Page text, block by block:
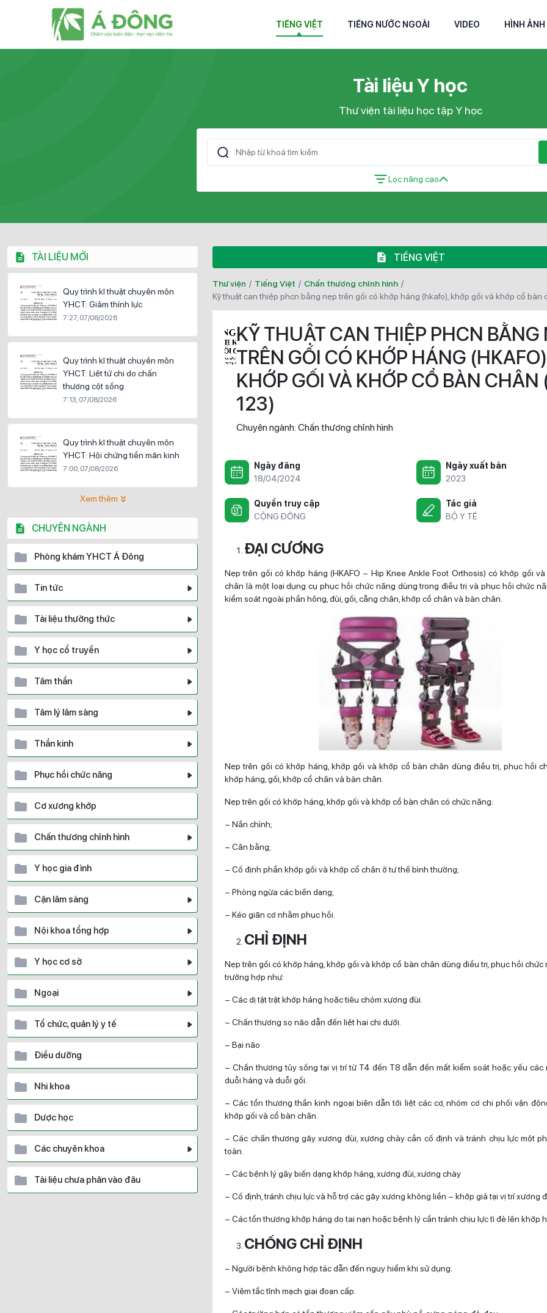
TIẾNG VIỆT TIẾNG NƯỚC NGOÀI VIDEO HÌNH ẢNH
Tài liệu Y học
Thư viện tài liệu học tập Y học
Lọc nâng cao
TÀI LIỆU MỚI
Quy trình kĩ thuật chuyên môn
YHCT: Giảm thính lực
7:27, 07/08/2026
Quy trình kĩ thuật chuyên môn
YHCT: Liệt tứ chi do chấn
thương cột sống
7:13, 07/08/2026
Quy trình kĩ thuật chuyên môn
YHCT: Hội chứng tiền mãn kinh
7:00, 07/08/2026
Xem thêm
CHUYÊN NGÀNH
Phòng khám YHCT Á Đông
Tin tức
Tài liệu thường thức
Y học cổ truyền
Tâm thần
Tâm lý lâm sàng
Thần kinh
Phục hồi chức năng
Cơ xương khớp
Chấn thương chỉnh hình
Y học gia đình
Cận lâm sàng
Nội khoa tổng hợp
Y học cơ sở
Ngoại
Tổ chức, quản lý y tế
Điều dưỡng
Nhi khoa
Dược học
Các chuyên khoa
Tài liệu chưa phân vào đâu
TIẾNG VIỆT
Thư viện / Tiếng Việt / Chấn thương chỉnh hình /
kỹ thuật can thiệp phcn bằng nẹp trên gối có khớp háng (hkafo), khớp gối và khớp cổ bàn
KỸ THUẬT CAN THIỆP PHCN BẰNG
TRÊN GỐI CÓ KHỚP HÁNG
KHỚP GỐI VÀ KHỚP CỔ BÀN CHÂN
123)
Chuyên ngành: Chấn thương chỉnh hình
Ngày đăng
18/04/2024
Ngày xuất bản
2023
Quyền truy cập
CỘNG ĐỒNG
Tác giả
BỘ Y TẾ
ĐẠI CƯƠNG
Nẹp trên gối có khớp háng (HKAFO – Hip Knee Ankle Foot Orthosis) có khớp gối
chân là một loại dụng cụ phục hồi chức năng dùng trong điều trị và phục hồi chức
kiểm soát ngoài phần hông, đùi, gối, cẳng chân, khớp cổ chân và bàn chân.
Nẹp trên gối có khớp háng, khớp gối và khớp cổ bàn chân dùng điều trị, phục hồi
khớp háng, gối, khớp cổ chân và bàn chân.
Nẹp trên gối có khớp háng, khớp gối và khớp cổ bàn chân có chức năng:
– Nắn chỉnh;
– Cân bằng;
– Cố định phần khớp gối và khớp cổ chân ở tư thế bình thường;
– Phòng ngừa các biến dạng;
– Kéo giãn cơ nhằm phục hồi.
CHỈ ĐỊNH
Nẹp trên gối có khớp háng, khớp gối và khớp cổ bàn chân dùng điều trị, phục hồi chức
trường hợp như:
– Các dị tật trật khớp háng hoặc tiêu chỏm xương đùi.
– Chấn thương sọ não dẫn đến liệt hai chi dưới.
– Bại não
– Chấn thương tủy sống tại vị trí từ T4 đến T8 dẫn đến mất kiểm soát hoặc yếu các
duỗi háng và duỗi gối.
– Các tổn thương thần kinh ngoại biên dẫn tới liệt các cơ, nhóm cơ chi phối vận
khớp gối và cổ bàn chân.
– Các chấn thương gãy xương đùi, xương chày cần cố định và tránh chịu lực một
toàn.
– Các bệnh lý gây biến dạng khớp háng, xương đùi, xương chày
– Cố định, tránh chịu lực và hỗ trợ các gãy xương không liền – khớp giả tại vị trí xương
– Các tổn thương khớp háng do tai nạn hoặc bệnh lý cần tránh chịu lực tì đè lên khớp
CHỐNG CHỈ ĐỊNH
– Người bệnh không hợp tác dẫn đến nguy hiểm khi sử dụng.
– Viêm tắc tĩnh mạch giai đoạn cấp.